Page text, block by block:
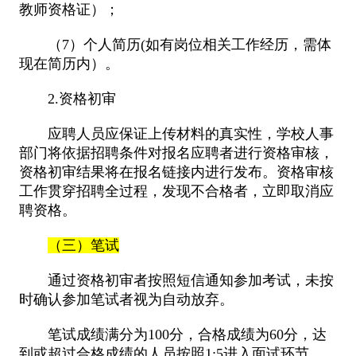
教师资格证）；
（7）个人简历(如有岗位相关工作经历，需体
现在简历内）。
2.资格初审
应聘人员应保证上传材料的真实性，学校人事
部门将依据招聘条件对报名应聘者进行资格审核，
资格初审结果将在报名链接内进行发布。资格审核
工作贯穿招聘全过程，发现不合格者，立即取消应
聘资格。
（三）笔试
通过资格初审者按照短信通知参加考试，未按
时确认参加笔试者视为自动放弃。
笔试成绩满分为100分，合格成绩为60分，达